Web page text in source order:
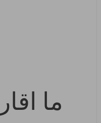
ما